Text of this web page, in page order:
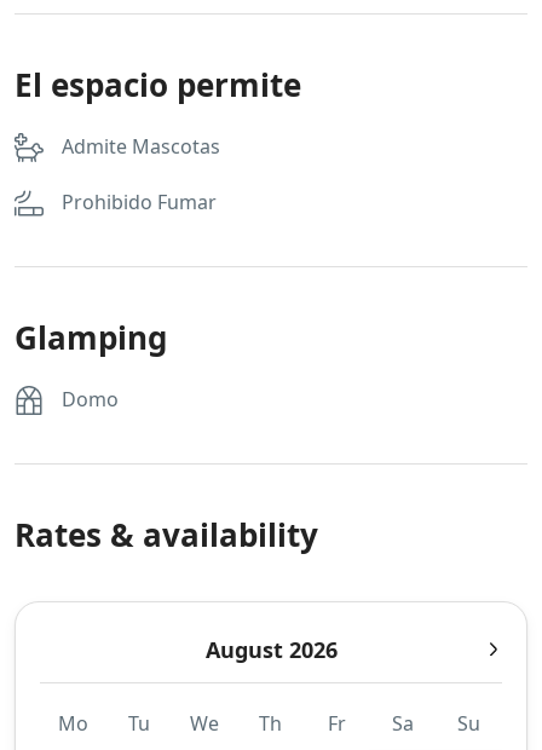
El espacio permite
Admite Mascotas
Prohibido Fumar
Glamping
Domo
Rates & availability
August 2026
Mo Tu We Th Fr Sa Su